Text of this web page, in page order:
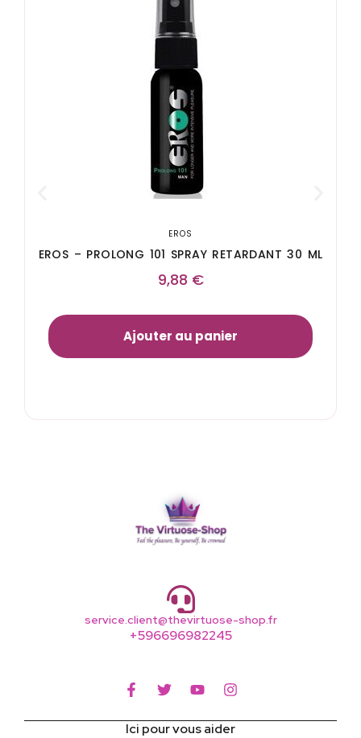
EROS
EROS – PROLONG 101 SPRAY RETARDANT 30 ML
9,88 €
Ajouter au panier
service.client@thevirtuose-shop.fr
+596696982245
Ici pour vous aider